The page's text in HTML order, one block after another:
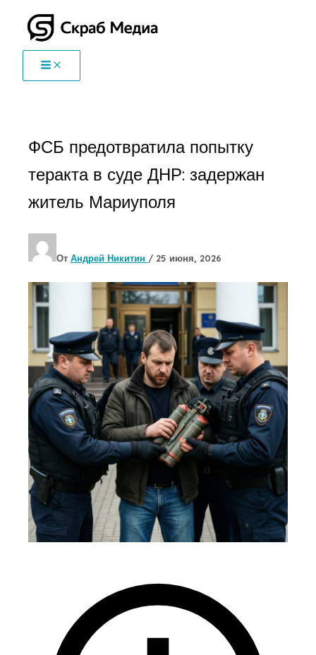
Перейти
содержимому
ФСБ предотвратила попытку
теракта в суде ДНР: задержан
житель Мариуполя
От Андрей Никитин / 25 июня, 2026